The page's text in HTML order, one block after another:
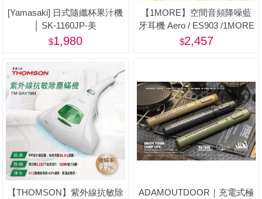
[Yamasaki] 日式隨纖杯果汁機
│ SK-1160JP-美
1,980
【1MORE】空間音頻降噪藍
牙耳機 Aero / ES903 /1MORE
Happy Father 特價$2457(原價
2,457
【THOMSON】紫外線抗敏除
ADAMOUTDOOR｜充電式極